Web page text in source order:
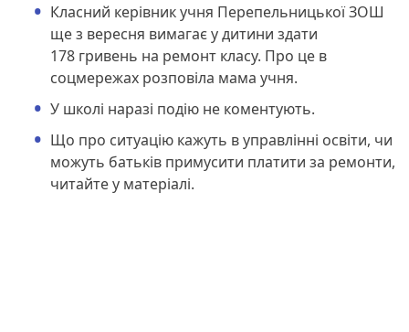
Класний керівник учня Перепельницької ЗОШ
ще з вересня вимагає у дитини здати
178 гривень на ремонт класу. Про це в
соцмережах розповіла мама учня.
У школі наразі подію не коментують.
Що про ситуацію кажуть в управлінні освіти, чи
можуть батьків примусити платити за ремонти,
читайте у матеріалі.